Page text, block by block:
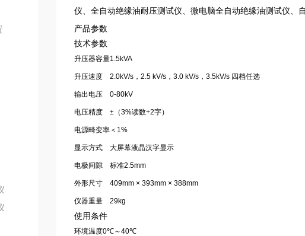
仪、全自动绝缘油耐压测试仪、微电脑全自动绝缘油测试仪
产品参数
技术参数
升压器容量1.5kVA
升压速度 2.0kV/s，2.5 kV/s，3.0 kV/s，3.5kV/s 四档任选
输出电压 0-80kV
电压精度 ±（3%读数+2字）
电源畸变率＜1%
显示方式 大屏幕液晶汉字显示
电极间隙 标准2.5mm
外形尺寸 409mm × 393mm × 388mm
仪器重量 29kg
使用条件
环境温度0℃～40℃